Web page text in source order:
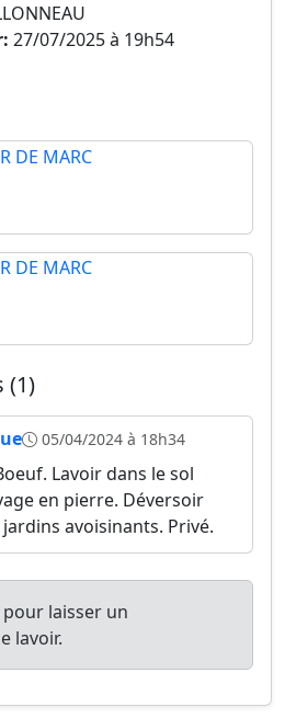
27/07/2025 à 19h54
(1)
05/04/2024 à 18h34
Lavoir dans le sol
en pierre. Déversoir
avoisinants. Privé.
pour laisser un
lavoir.